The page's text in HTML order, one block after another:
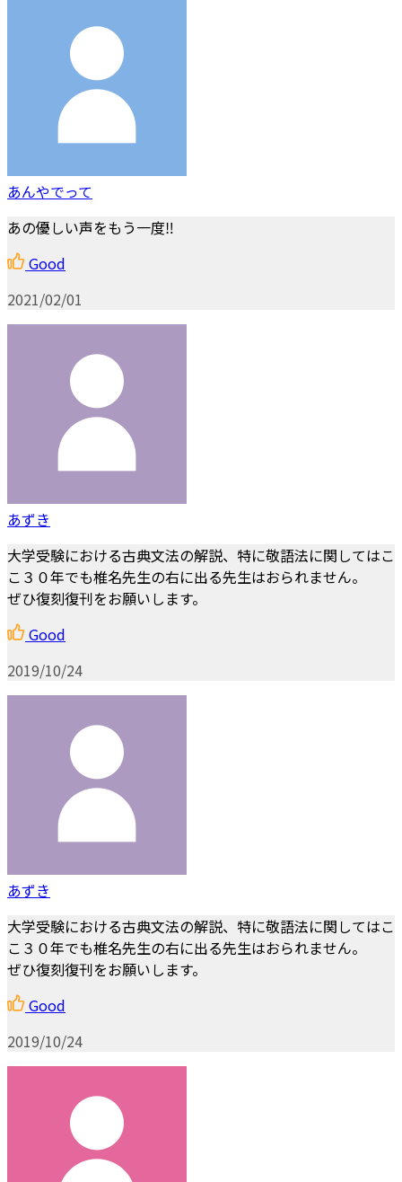
あんやでって
あの優しい声をもう一度‼︎
Good
2021/02/01
あずき
大学受験における古典文法の解説、特に敬語法に関してはこ
こ３０年でも椎名先生の右に出る先生はおられません。
ぜひ復刻復刊をお願いします。
Good
2019/10/24
あずき
大学受験における古典文法の解説、特に敬語法に関してはこ
こ３０年でも椎名先生の右に出る先生はおられません。
ぜひ復刻復刊をお願いします。
Good
2019/10/24